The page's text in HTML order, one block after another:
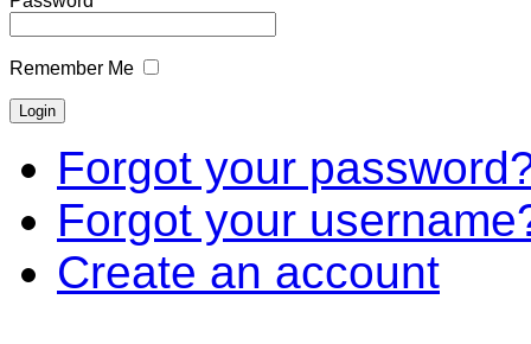
Remember Me
Forgot your
Forgot your
Create an account